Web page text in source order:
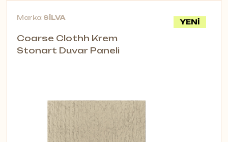
YENİ
Marka SİLVA
Coarse Clothh Krem
Stonart Duvar Paneli